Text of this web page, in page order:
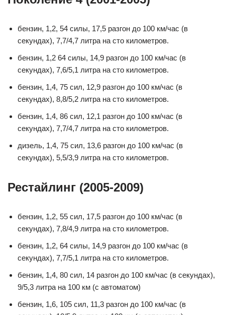
бензин, 1,2, 54 силы, 17,5 разгон до 100 км/час (в
секундах), 7,7/4,7 литра на сто километров.
бензин, 1,2 64 силы, 14,9 разгон до 100 км/час (в
секундах), 7,6/5,1 литра на сто километров.
бензин, 1,4, 75 сил, 12,9 разгон до 100 км/час (в
секундах), 8,8/5,2 литра на сто километров.
бензин, 1,4, 86 сил, 12,1 разгон до 100 км/час (в
секундах), 7,7/4,7 литра на сто километров.
дизель, 1,4, 75 сил, 13,6 разгон до 100 км/час (в
секундах), 5,5/3,9 литра на сто километров.
Рестайлинг (2005-2009)
бензин, 1,2, 55 сил, 17,5 разгон до 100 км/час (в
секундах), 7,8/4,9 литра на сто километров.
бензин, 1,2, 64 силы, 14,9 разгон до 100 км/час (в
секундах), 7,7/5,1 литра на сто километров.
бензин, 1,4, 80 сил, 14 разгон до 100 км/час (в секундах),
9/5,3 литра на 100 км (с автоматом)
бензин, 1,6, 105 сил, 11,3 разгон до 100 км/час (в